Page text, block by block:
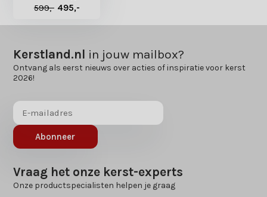
599,- 495,-
Kerstland.nl in jouw mailbox?
Ontvang als eerst nieuws over acties of inspiratie voor kerst
2026!
Abonneer
Vraag het onze kerst-experts
Onze productspecialisten helpen je graag